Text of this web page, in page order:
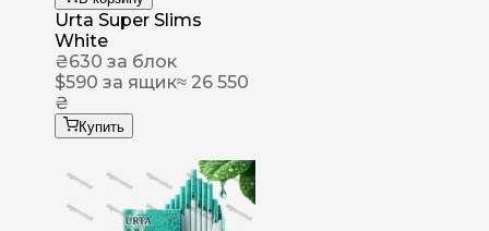
Urta Super Slims
White
₴630 за блок
$590 за ящик≈ 26 550
₴
Купить